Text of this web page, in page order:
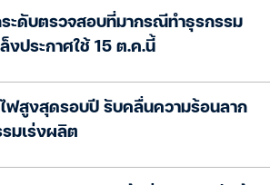
ระดับตรวจสอบที่มากรณีทำธุรกรรม
งประกาศใช้ 15 ต.ค.นี้
ไฟสูงสุดรอบปี รับคลื่นความร้อนลาก
มเร่งผลิต